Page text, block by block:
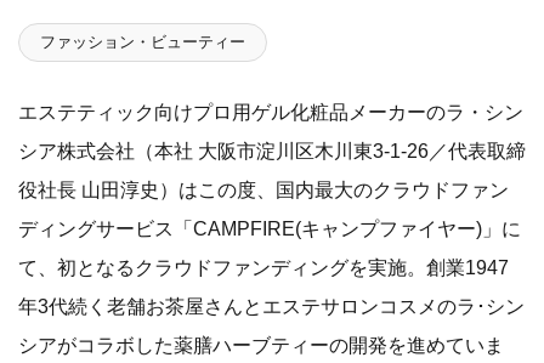
ファッション・ビューティー
エステティック向けプロ用ゲル化粧品メーカーのラ・シン
シア株式会社（本社 大阪市淀川区木川東3-1-26／代表取締
役社長 山田淳史）はこの度、国内最大のクラウドファン
ディングサービス「CAMPFIRE(キャンプファイヤー)」に
て、初となるクラウドファンディングを実施。創業1947
年3代続く老舗お茶屋さんとエステサロンコスメのラ･シン
シアがコラボした薬膳ハーブティーの開発を進めていま